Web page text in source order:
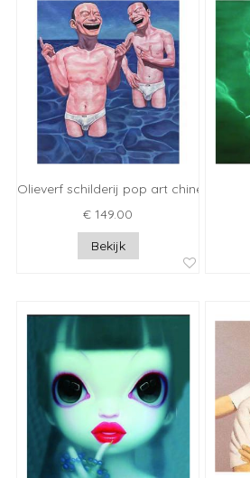
Olieverf schilderij pop art chinese kunst
€ 149.00
Bekijk